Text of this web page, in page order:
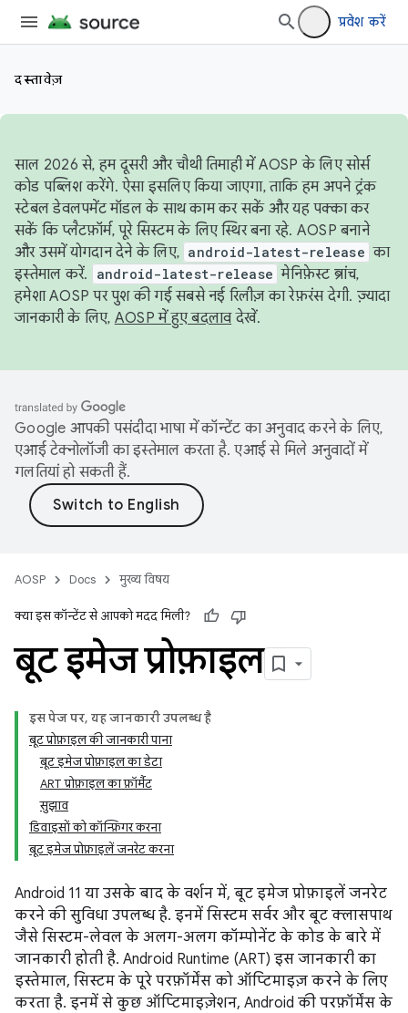
प्रवेश करें
दस्तावेज़
साल 2026 से, हम दूसरी और चौथी तिमाही में AOSP के लिए सोर्स
कोड पब्लिश करेंगे. ऐसा इसलिए किया जाएगा, ताकि हम अपने ट्रंक
स्टेबल डेवलपमेंट मॉडल के साथ काम कर सकें और यह पक्का कर
सकें कि प्लैटफ़ॉर्म, पूरे सिस्टम के लिए स्थिर बना रहे. AOSP बनाने
और उसमें योगदान देने के लिए, android-latest-release का
इस्तेमाल करें.
android-latest-release मेनिफ़ेस्ट ब्रांच,
हमेशा AOSP पर पुश की गई सबसे नई रिलीज़ का रेफ़रंस देगी. ज़्यादा
जानकारी के लिए, AOSP में हुए बदलावदेखें.
Google आपकी पसंदीदा भाषा में कॉन्टेंट का अनुवाद करने के लिए,
एआई टेक्नोलॉजी का इस्तेमाल करता है. एआई से मिले अनुवादों में
गलतियां हो सकती हैं.
AOSP Docs मुख्य विषय
क्या इस कॉन्टेंट से आपको मदद मिली?
बूट इमेज प्रोफ़ाइल
इस पेज पर, यह जानकारी उपलब्ध है
बूट प्रोफ़ाइल की जानकारी पाना
बूट इमेज प्रोफ़ाइल का डेटा
ART प्रोफ़ाइल का फ़ॉर्मैट
सुझाव
डिवाइसों को कॉन्फ़िगर करना
बूट इमेज प्रोफ़ाइलें जनरेट करना
Android 11 या उसके बाद के वर्शन में, बूट इमेज प्रोफ़ाइलें जनरेट
करने की सुविधा उपलब्ध है. इनमें सिस्टम सर्वर और बूट क्लासपाथ
जैसे सिस्टम-लेवल के अलग-अलग कॉम्पोनेंट के कोड के बारे में
जानकारी होती है. Android Runtime (ART) इस जानकारी का
इस्तेमाल, सिस्टम के पूरे परफ़ॉर्मेंस को ऑप्टिमाइज़ करने के लिए
करता है. इनमें से कुछ ऑप्टिमाइज़ेशन, Android की परफ़ॉर्मेंस के